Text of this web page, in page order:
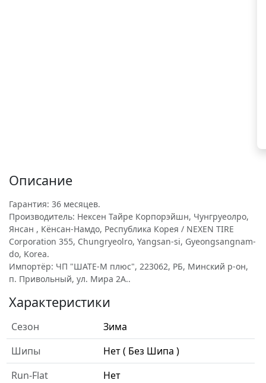
Описание
Гарантия: 36 месяцев.
Производитель: Нексен Тайре Корпорэйшн, Чунгруеолро,
Янсан , Кёнсан-Намдо, Республика Корея / NEXEN TIRE
Corporation 355, Chungryeolro, Yangsan-si, Gyeongsangnam-
do, Korea.
Импортёр: ЧП "ШАТЕ-М плюс", 223062, РБ, Минский р-он,
п. Привольный, ул. Мира 2А..
Характеристики
Сезон
Зима
Шипы
Нет ( Без Шипа )
Run-Flat
Нет